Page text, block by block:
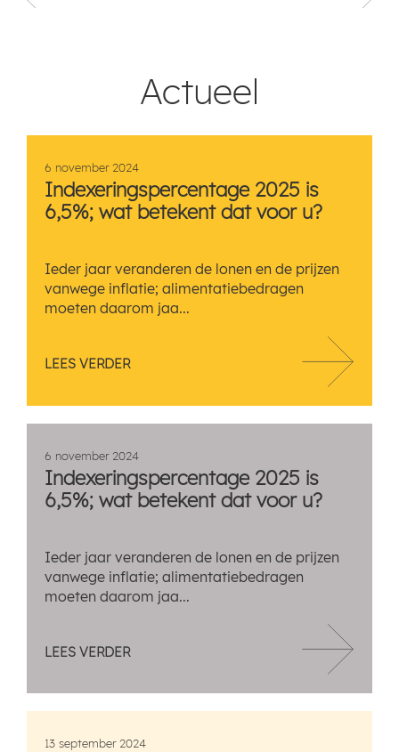
Actueel
6 november 2024
Indexeringspercentage 2025 is
6,5%; wat betekent dat voor u?
Ieder jaar veranderen de lonen en de prijzen
vanwege inflatie; alimentatiebedragen
moeten daarom jaa...
LEES VERDER
6 november 2024
Indexeringspercentage 2025 is
6,5%; wat betekent dat voor u?
Ieder jaar veranderen de lonen en de prijzen
vanwege inflatie; alimentatiebedragen
moeten daarom jaa...
LEES VERDER
13 september 2024